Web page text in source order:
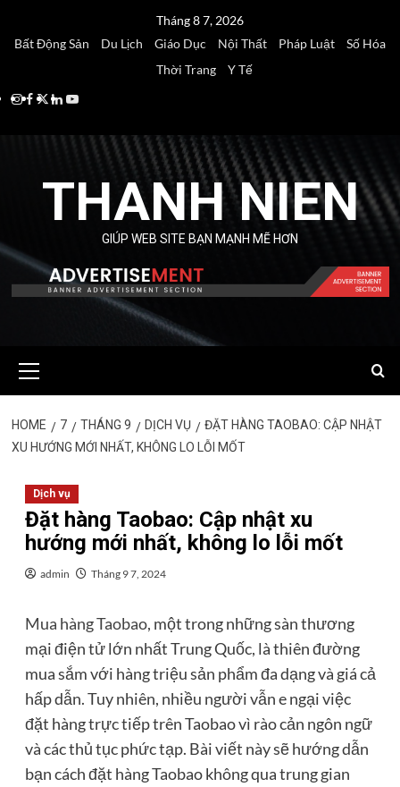
Tháng 8 7, 2026
Bất Động Sản
Du Lịch Giáo Dục Nội Thất Pháp Luật
Số Hóa
Thời Trang
Y Tế
Instagram
Facebook
Twitter
Linkedin
Youtube
THANH NIEN
GIÚP WEB SITE BẠN MẠNH MẼ HƠN
Menu
HOME 7 THÁNG 9 DỊCH VỤ
ĐẶT HÀNG TAOBAO: CẬP NHẬT
XU HƯỚNG MỚI NHẤT, KHÔNG LO LỖI MỐT
Dịch vụ
Đặt hàng Taobao: Cập nhật xu
hướng mới nhất, không lo lỗi mốt
admin Tháng 9 7, 2024
Mua hàng Taobao, một trong những sàn thương
mại điện tử lớn nhất Trung Quốc, là thiên đường
mua sắm với hàng triệu sản phẩm đa dạng và giá cả
hấp dẫn. Tuy nhiên, nhiều người vẫn e ngại việc
đặt hàng trực tiếp trên Taobao vì rào cản ngôn ngữ
và các thủ tục phức tạp. Bài viết này sẽ hướng dẫn
bạn cách đặt hàng Taobao không qua trung gian